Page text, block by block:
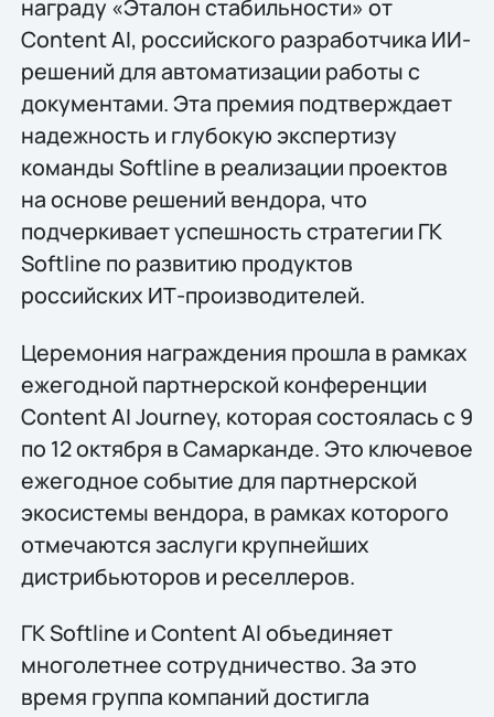
награду «Эталон стабильности» от
Content AI, российского разработчика ИИ-
решений для автоматизации работы с
документами. Эта премия подтверждает
надежность и глубокую экспертизу
команды Softline в реализации проектов
на основе решений вендора, что
подчеркивает успешность стратегии ГК
Softline по развитию продуктов
российских ИТ-производителей.
Церемония награждения прошла в рамках
ежегодной партнерской конференции
Content AI Journey, которая состоялась с 9
по 12 октября в Самарканде. Это ключевое
ежегодное событие для партнерской
экосистемы вендора, в рамках которого
отмечаются заслуги крупнейших
дистрибьюторов и реселлеров.
ГК Softline и Content AI объединяет
многолетнее сотрудничество. За это
время группа компаний достигла